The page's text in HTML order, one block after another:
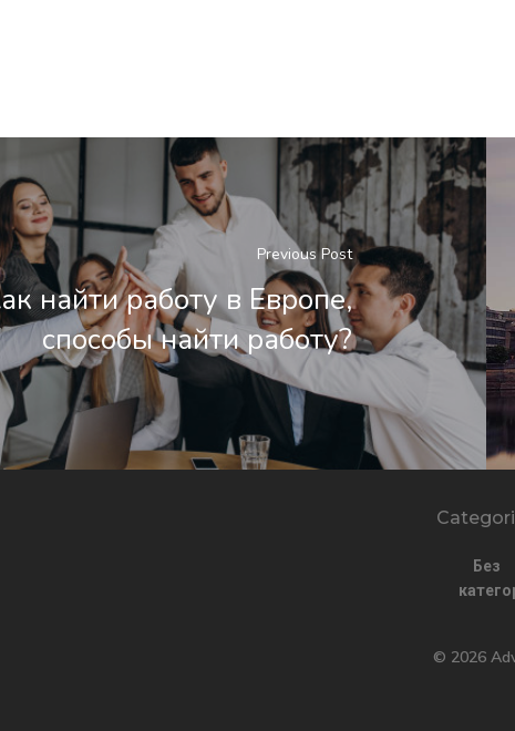
Previous Post
найти работу в Европе,
способы найти работу?
Без
© 2026